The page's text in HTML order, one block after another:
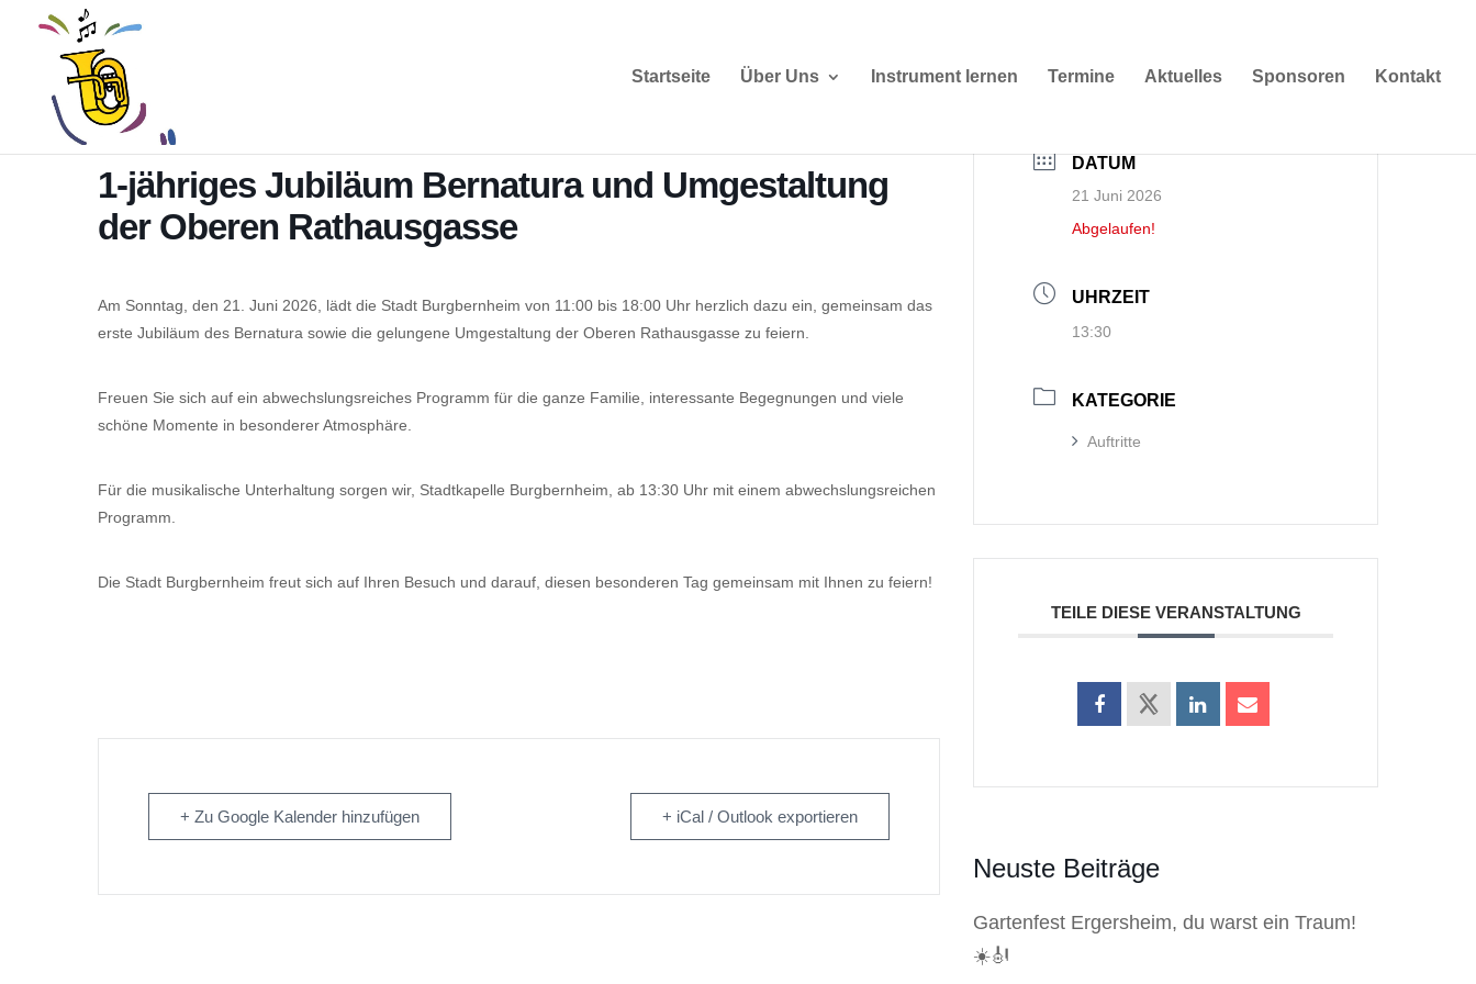
Startseite Über Uns Instrument lernen Termine Aktuelles Sponsoren Kontakt
1-jähriges Jubiläum Bernatura und Umgestaltung
der Oberen Rathausgasse
Am Sonntag, den 21. Juni 2026, lädt die Stadt Burgbernheim von 11:00 bis 18:00 Uhr herzlich dazu ein, gemeinsam das
erste Jubiläum des Bernatura sowie die gelungene Umgestaltung der Oberen Rathausgasse zu feiern.
Freuen Sie sich auf ein abwechslungsreiches Programm für die ganze Familie, interessante Begegnungen und viele
schöne Momente in besonderer Atmosphäre.
Für die musikalische Unterhaltung sorgen wir, Stadtkapelle Burgbernheim, ab 13:30 Uhr mit einem abwechslungsreichen
Programm.
Die Stadt Burgbernheim freut sich auf Ihren Besuch und darauf, diesen besonderen Tag gemeinsam mit Ihnen zu feiern!
+ Zu Google Kalender hinzufügen + iCal / Outlook exportieren
DATUM
21 Juni 2026
Abgelaufen!
UHRZEIT
13:30
KATEGORIE
Auftritte
TEILE DIESE VERANSTALTUNG
Neuste Beiträge
Gartenfest Ergersheim, du warst ein Traum!
☀️🎻